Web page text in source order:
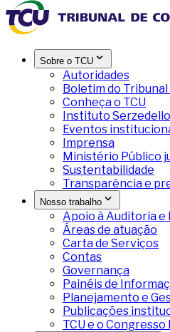
Sobre o TCU
Autoridades
Boletim do Tribunal
Conheça o TCU
Instituto
Eventos
Imprensa
Ministério Público
Sustentabilidade
Transparência e
Nosso trabalho
Apoio à Auditoria e
Áreas de atuação
Carta de Serviços
Contas
Governança
Painéis de
Planejamento e
Publicações
TCU e o